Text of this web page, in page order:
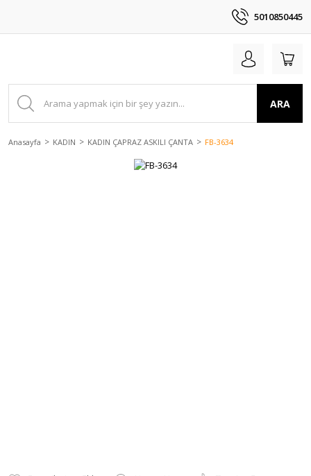
5010850445
ARA
Anasayfa KADIN KADIN ÇAPRAZ ASKILI ÇANTA FB-3634